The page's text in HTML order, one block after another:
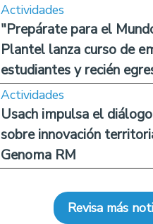
Actividades
"Prepárate para el
Plantel lanza curso de
estudiantes y recién
Actividades
Usach impulsa el
sobre innovación
Genoma RM
Revisa más